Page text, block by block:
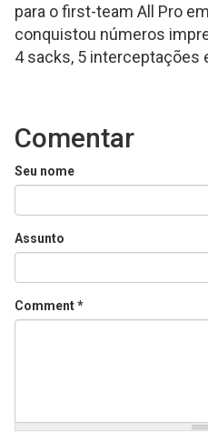
para o first-team All Pro
conquistou números
4 sacks, 5 interceptações
Comentar
Seu nome
Assunto
Comment*